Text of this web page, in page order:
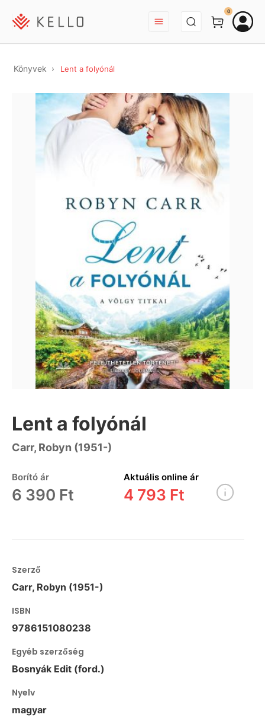
BEJELENTKEZÉS
0
Könyvek Lent a folyónál
Lent a folyónál
Carr, Robyn (1951-)
Borító ár
6 390 Ft
Aktuális online ár
4 793 Ft
Szerző
Carr, Robyn (1951-)
ISBN
9786151080238
Egyéb szerzőség
Bosnyák Edit (ford.)
Nyelv
magyar